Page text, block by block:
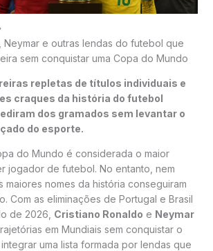
Neymar e outras lendas do futebol que
sem conquistar uma Copa do Mundo
repletas de títulos individuais e
craques da história do futebol
dos gramados sem levantar o
do esporte.
do Mundo é considerada o maior
jogador de futebol. No entanto, nem
maiores nomes da história conseguiram
Com as eliminações de Portugal e Brasil
de 2026, Cristiano Ronaldo e Neymar
em Mundiais sem conquistar o
uma lista formada por lendas que